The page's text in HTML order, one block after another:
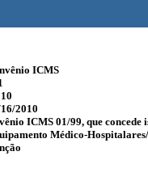
ICMS
2010
ICMS 01/99, que concede
Médico-